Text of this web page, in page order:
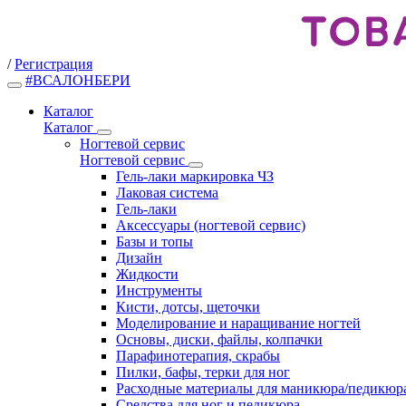
/ Регистрация
#ВСАЛОНБЕРИ
Каталог
Каталог
Ногтевой сервис
Ногтевой сервис
Гель-лаки маркировка ЧЗ
Лаковая система
Гель-лаки
Аксессуары (ногтевой сервис)
Базы и топы
Дизайн
Жидкости
Инструменты
Кисти, дотсы, щеточки
Моделирование и наращивание ногтей
Основы, диски, файлы, колпачки
Парафинотерапия, скрабы
Пилки, бафы, терки для ног
Расходные материалы для маникюра/